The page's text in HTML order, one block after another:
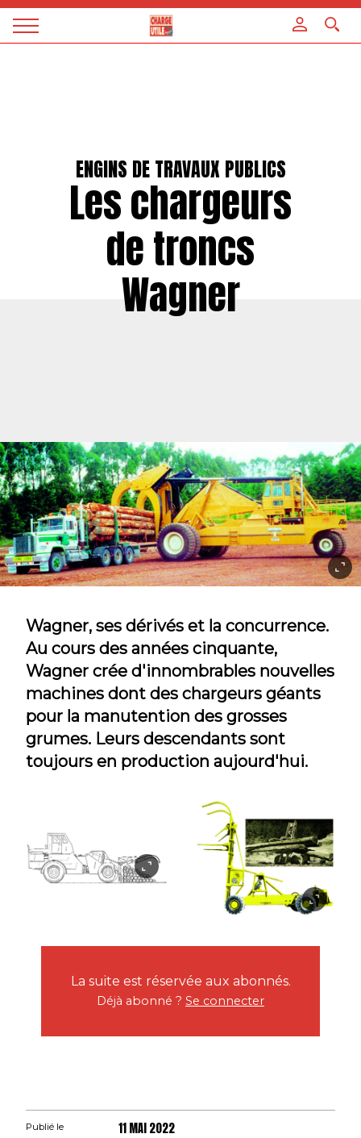
Magazine
ENGINS DE TRAVAUX PUBLICS
Les chargeurs
de troncs
Wagner
Wagner, ses dérivés et la concurrence.
Au cours des années cinquante,
Wagner crée d'innombrables nouvelles
machines dont des chargeurs géants
pour la manutention des grosses
grumes. Leurs descendants sont
toujours en production aujourd'hui.
La suite est réservée aux abonnés.
Déjà abonné ? Se connecter
Publié le 11 MAI 2022
Panneau de gestion des cookies